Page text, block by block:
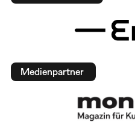
Medienpartner